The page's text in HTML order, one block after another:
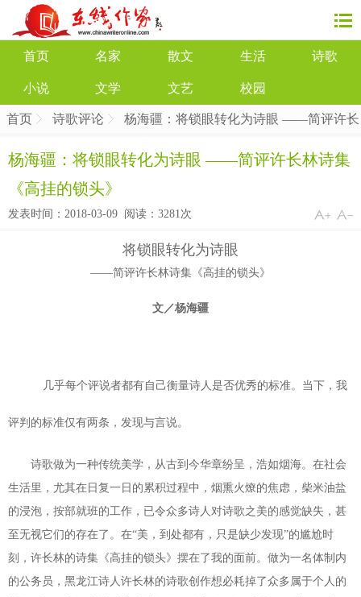
首页 名家 散文 生活 诗歌
小说 文学 文艺 校园
首页 诗歌评论 杨海疆：将锁眼转化为诗眼 ——简评许长
杨海疆：将锁眼转化为诗眼 ——简评许长林诗集
《高挂的锁头》
发表时间：2018-03-09 阅读： 3281次
将锁眼转化为诗眼
——简评许长林诗集《高挂的锁头》
文／杨海疆
几乎每个评说者都有自己衡量诗人是否优秀的标准。当下，我
评判的标准仅有两条，发现与言说。
诗歌做为一种传统美学，从古到今华章纷呈，浩如烟海。在社会
生活里，尤其在日复一日的累积过程中，烟熏火燎的焦虑，柴米油盐
的浸泡，按部就班的工作，已令众多诗人对诗歌之美的感觉缺失，甚
至无视它们的存在了。在“美，到处都有，只是缺少发现”的尴尬时
刻，许长林的诗集《高挂的锁头》摆在了我的面前。做为一名体制内
的公务员，黑龙江诗人许长林的诗歌创作想必耗掉了众多属于个人的